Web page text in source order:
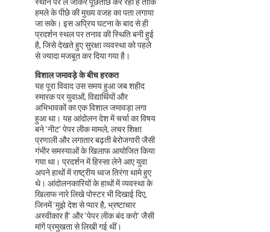
हमले के पीछे की मुख्य वजह का पता लगाया
जा सके। इस अप्रिय घटना के बाद से ही
प्रदर्शन स्थल पर तनाव की स्थिति बनी हुई
है, जिसे देखते हुए सुरक्षा व्यवस्था को पहले
से ज्यादा मजबूत कर दिया गया है।
विशाल जमावड़े के बीच हरकत
यह पूरा विवाद उस समय हुआ जब शहीद
स्मारक पर युवाओं, विद्यार्थियों और
अभिभावकों का एक विशाल जमावड़ा लगा
हुआ था। यह आंदोलन देश में चर्चा का विषय
बने ‘नीट’ पेपर लीक मामले, लचर शिक्षा
प्रणाली और लगातार बढ़ती बेरोजगारी जैसी
गंभीर समस्याओं के खिलाफ आयोजित किया
गया था। प्रदर्शन में हिस्सा लेने आए युवा
अपने हाथों में राष्ट्रीय ध्वज तिरंगा थामे हुए
थे। आंदोलनकारियों के हाथों में व्यवस्था के
खिलाफ नारे लिखे पोस्टर भी दिखाई दिए,
जिनमें ‘मुझे देश से प्यार है, भ्रष्टाचार
अस्वीकार है’ और ‘पेपर लीक बंद करो’ जैसी
मांगें प्रमुखता से लिखी गई थीं।